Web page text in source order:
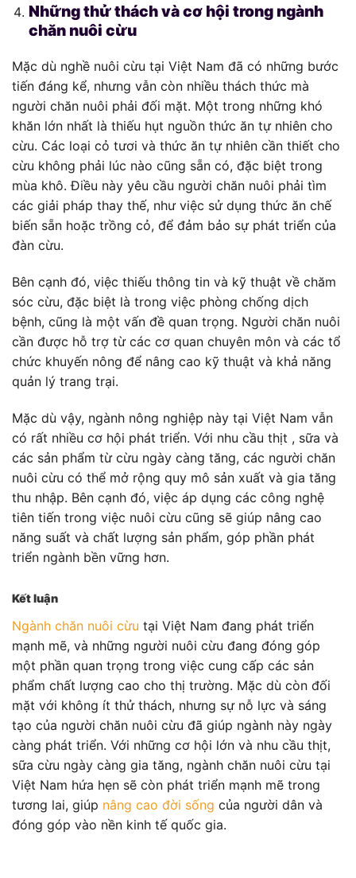
Những thử thách và cơ hội trong ngành
chăn nuôi cừu
Mặc dù nghề nuôi cừu tại Việt Nam đã có những bước
tiến đáng kể, nhưng vẫn còn nhiều thách thức mà
người chăn nuôi phải đối mặt. Một trong những khó
khăn lớn nhất là thiếu hụt nguồn thức ăn tự nhiên cho
cừu. Các loại cỏ tươi và thức ăn tự nhiên cần thiết cho
cừu không phải lúc nào cũng sẵn có, đặc biệt trong
mùa khô. Điều này yêu cầu người chăn nuôi phải tìm
các giải pháp thay thế, như việc sử dụng thức ăn chế
biến sẵn hoặc trồng cỏ, để đảm bảo sự phát triển của
đàn cừu.
Bên cạnh đó, việc thiếu thông tin và kỹ thuật về chăm
sóc cừu, đặc biệt là trong việc phòng chống dịch
bệnh, cũng là một vấn đề quan trọng. Người chăn nuôi
cần được hỗ trợ từ các cơ quan chuyên môn và các tổ
chức khuyến nông để nâng cao kỹ thuật và khả năng
quản lý trang trại.
Mặc dù vậy, ngành nông nghiệp này tại Việt Nam vẫn
có rất nhiều cơ hội phát triển. Với nhu cầu thịt , sữa và
các sản phẩm từ cừu ngày càng tăng, các người chăn
nuôi cừu có thể mở rộng quy mô sản xuất và gia tăng
thu nhập. Bên cạnh đó, việc áp dụng các công nghệ
tiên tiến trong việc nuôi cừu cũng sẽ giúp nâng cao
năng suất và chất lượng sản phẩm, góp phần phát
triển ngành bền vững hơn.
Kết luận
Ngành chăn nuôi cừu tại Việt Nam đang phát triển
mạnh mẽ, và những người nuôi cừu đang đóng góp
một phần quan trọng trong việc cung cấp các sản
phẩm chất lượng cao cho thị trường. Mặc dù còn đối
mặt với không ít thử thách, nhưng sự nỗ lực và sáng
tạo của người chăn nuôi cừu đã giúp ngành này ngày
càng phát triển. Với những cơ hội lớn và nhu cầu thịt,
sữa cừu ngày càng gia tăng, ngành chăn nuôi cừu tại
Việt Nam hứa hẹn sẽ còn phát triển mạnh mẽ trong
tương lai, giúp nâng cao đời sống của người dân và
đóng góp vào nền kinh tế quốc gia.